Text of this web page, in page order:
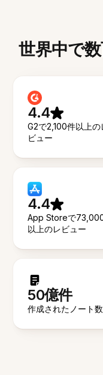
世界中で
4.4
G2で2,100件以上の
ビュー
4.4
App Storeで
以上のレビュー
50億件
作成されたノート数